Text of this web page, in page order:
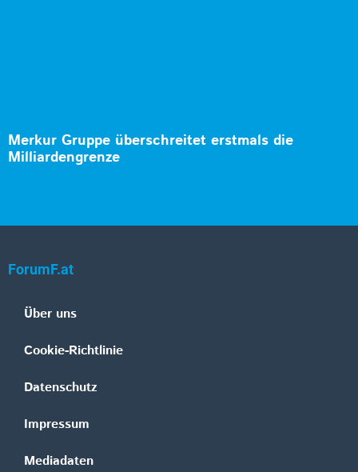
Merkur Gruppe überschreitet erstmals die
Milliardengrenze
ForumF.at
Über uns
Cookie-Richtlinie
Datenschutz
Impressum
Mediadaten